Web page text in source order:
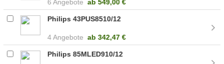
6 Angebote ab 549,00 €
Philips 43PUS8510/12
4 Angebote ab 342,47 €
Philips 85MLED910/12